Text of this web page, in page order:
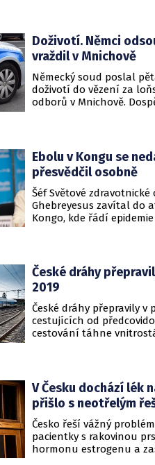
Doživotí. Němci
vraždil v Mnichově
Německý soud poslal
doživotí do vězení za
odborů v Mnichově.
Ebolu v Kongu se
přesvědčil osobně
Šéf Světové
Ghebreyesus zavítal do
Kongo, kde řádí
České dráhy
2019
České dráhy přepravily v
cestujících od
cestování táhne
individuálním
V Česku dochází lék
přišlo s neotřelým
Česko řeší vážný
pacientky s rakovinou
hormonu estrogenu a